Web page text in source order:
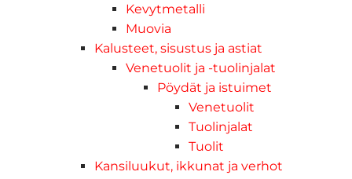
Kevytmetalli
Muovia
Kalusteet, sisustus ja astiat
Venetuolit ja -tuolinjalat
Pöydät ja istuimet
Venetuolit
Tuolinjalat
Tuolit
Kansiluukut, ikkunat ja verhot